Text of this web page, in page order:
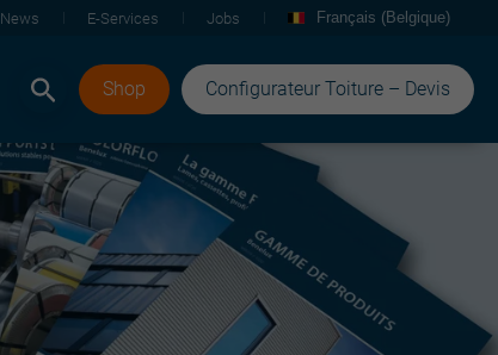
Shop Configurateur Toiture – Devis
News E-Services Jobs Français (Belgique)